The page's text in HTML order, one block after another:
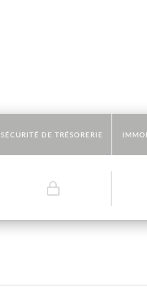
SÉCURITÉ DE TRÉSORERIE